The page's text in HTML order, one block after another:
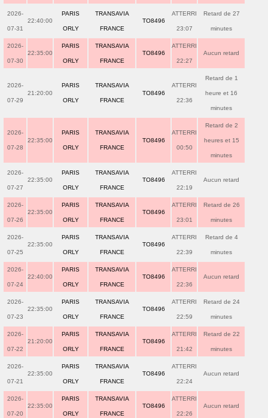
2026-
07-31
22:40:00
PARIS
ORLY
TRANSAVIA
FRANCE
TO8496
ATTERRI
23:07
Retard de 27
minutes
2026-
07-30
22:35:00
PARIS
ORLY
TRANSAVIA
FRANCE
TO8496
ATTERRI
22:27
Aucun retard
2026-
07-29
21:20:00
PARIS
ORLY
TRANSAVIA
FRANCE
TO8496
ATTERRI
22:36
Retard de 1
heure et 16
minutes
2026-
07-28
22:35:00
PARIS
ORLY
TRANSAVIA
FRANCE
TO8496
ATTERRI
00:50
Retard de 2
heures et 15
minutes
2026-
07-27
22:35:00
PARIS
ORLY
TRANSAVIA
FRANCE
TO8496
ATTERRI
22:19
Aucun retard
2026-
07-26
22:35:00
PARIS
ORLY
TRANSAVIA
FRANCE
TO8496
ATTERRI
23:01
Retard de 26
minutes
2026-
07-25
22:35:00
PARIS
ORLY
TRANSAVIA
FRANCE
TO8496
ATTERRI
22:39
Retard de 4
minutes
2026-
07-24
22:40:00
PARIS
ORLY
TRANSAVIA
FRANCE
TO8496
ATTERRI
22:36
Aucun retard
2026-
07-23
22:35:00
PARIS
ORLY
TRANSAVIA
FRANCE
TO8496
ATTERRI
22:59
Retard de 24
minutes
2026-
07-22
21:20:00
PARIS
ORLY
TRANSAVIA
FRANCE
TO8496
ATTERRI
21:42
Retard de 22
minutes
2026-
07-21
22:35:00
PARIS
ORLY
TRANSAVIA
FRANCE
TO8496
ATTERRI
22:24
Aucun retard
2026-
07-20
22:35:00
PARIS
ORLY
TRANSAVIA
FRANCE
TO8496
ATTERRI
22:26
Aucun retard